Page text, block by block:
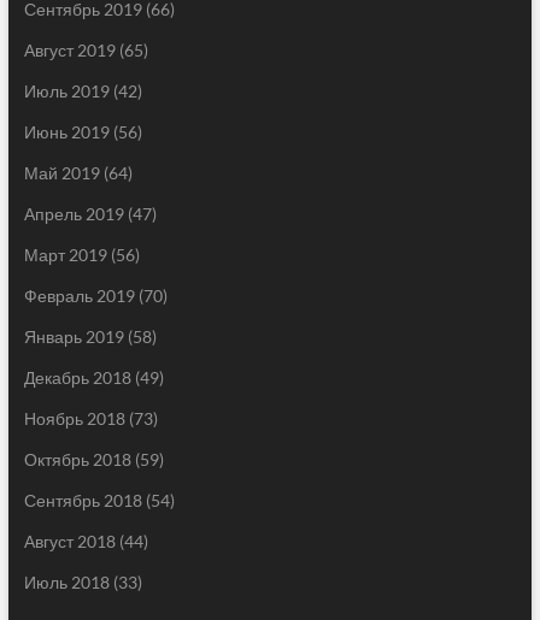
Сентябрь 2019(66)
Август 2019(65)
Июль 2019(42)
Июнь 2019(56)
Май 2019(64)
Апрель 2019(47)
Март 2019(56)
Февраль 2019(70)
Январь 2019(58)
Декабрь 2018(49)
Ноябрь 2018(73)
Октябрь 2018(59)
Сентябрь 2018(54)
Август 2018(44)
Июль 2018(33)